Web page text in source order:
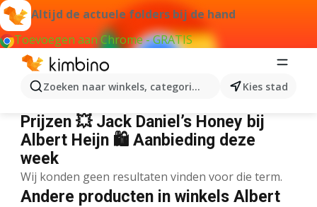
Altijd de actuele folders bij de hand
Toevoegen aan Chrome - GRATIS
Zoeken naar winkels, categorieën, producten...
Kies stad
Albert Heijn Jack Daniel’s Honey
Prijzen 💥 Jack Daniel’s Honey bij
Albert Heijn 🛍️ Aanbieding deze
week
Wij konden geen resultaten vinden voor die term.
Andere producten in winkels Albert